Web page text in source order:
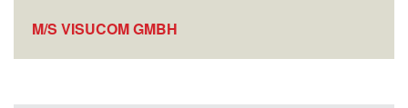
M/S VISUCOM GMBH